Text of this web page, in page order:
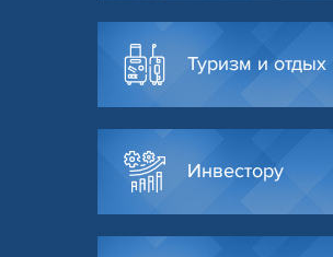
Туризм и отдых
Инвестору